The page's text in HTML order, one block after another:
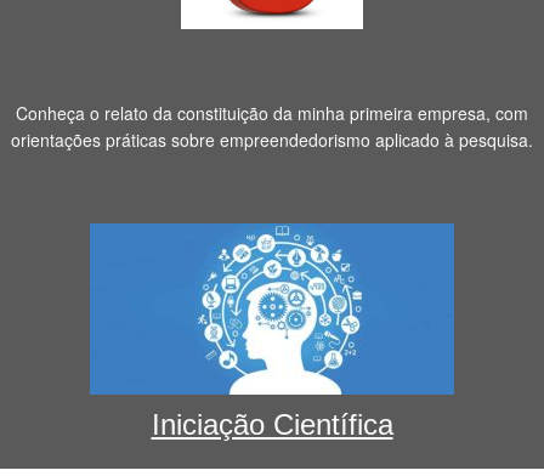
Conheça o relato da constituição da minha primeira empresa, com
orientações práticas sobre empreendedorismo aplicado à pesquisa.
Iniciação Científica